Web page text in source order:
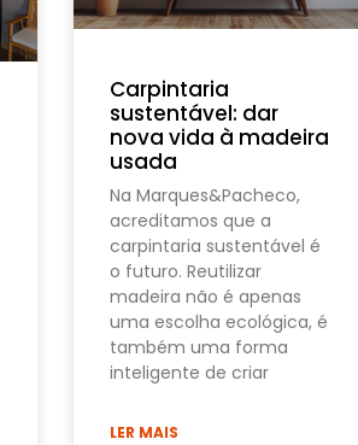
Carpintaria
sustentável: dar
nova vida à madeira
usada
Na Marques&Pacheco,
acreditamos que a
carpintaria sustentável é
o futuro. Reutilizar
madeira não é apenas
uma escolha ecológica, é
também uma forma
inteligente de criar
LER MAIS